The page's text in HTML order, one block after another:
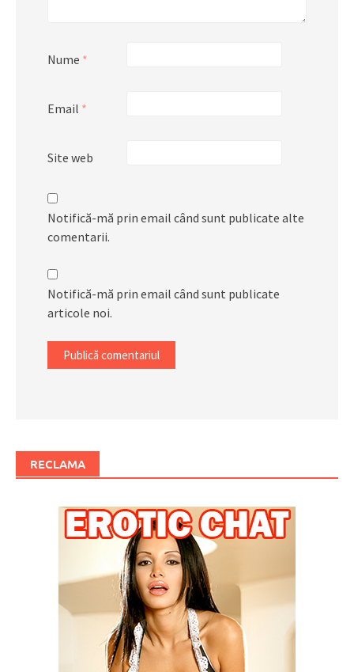
Nume *
Email *
Site web
Notifică-mă prin email când sunt publicate alte
comentarii.
Notifică-mă prin email când sunt publicate
articole noi.
RECLAMA